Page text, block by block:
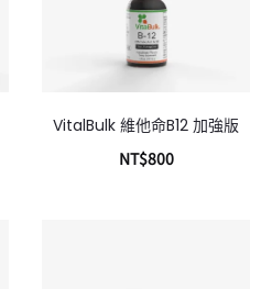
VitalBulk 維他命B12 加強版
NT$800